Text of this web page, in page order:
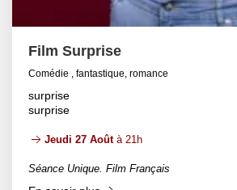
Film Surprise
Comédie , fantastique, romance
surprise
surprise
Jeudi 27 Aoûtà 21h
Séance Unique. Film Français